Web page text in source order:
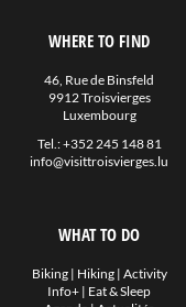
WHERE TO FIND
46, Rue de Binsfeld
9912 Troisvierges
Luxembourg
Tel.:+352 245 148 81
info@visittroisvierges.lu
WHAT TO DO
Biking| Hiking| Activity
Info+ | Eat & Sleep